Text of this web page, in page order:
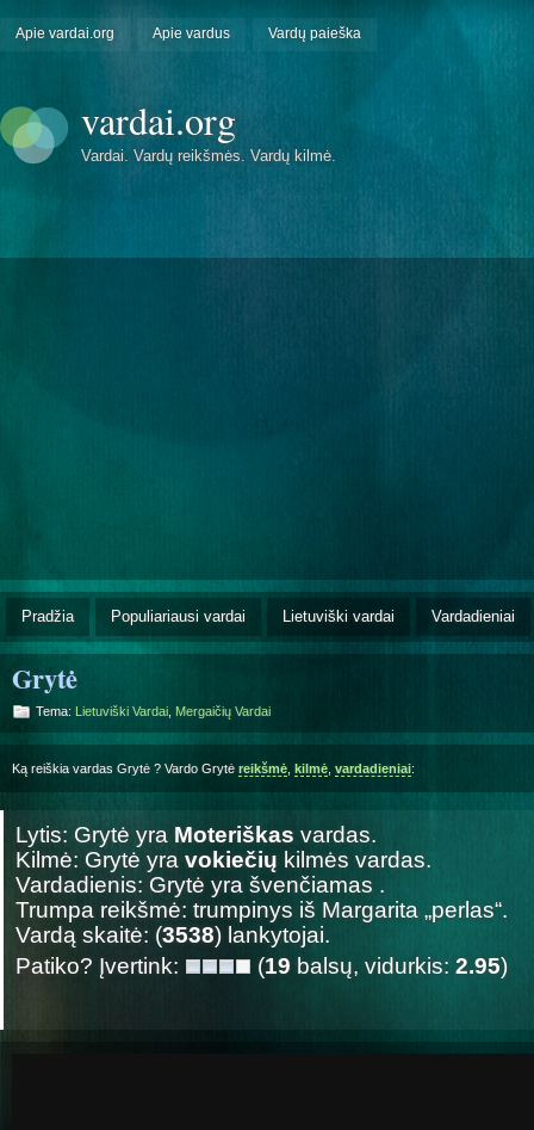
Apie vardai.org Apie vardus Vardų paieška
vardai.org
Vardai. Vardų reikšmės. Vardų kilmė.
Pradžia Populiariausi vardai Lietuviški vardai Vardadieniai
Grytė
Tema: Lietuviški Vardai Mergaičių Vardai
Ką reiškia vardas Grytė ? Vardo Grytė reikšmė kilmė vardadieniai:
Lytis: Grytė yra Moteriškas vardas.
Kilmė: Grytė yra vokiečių kilmės vardas.
Vardadienis: Grytė yra švenčiamas .
Trumpa reikšmė: trumpinys iš Margarita „perlas“.
Vardą skaitė: (3538) lankytojai.
Patiko? Įvertink:
(19 balsų, vidurkis: 2.95)